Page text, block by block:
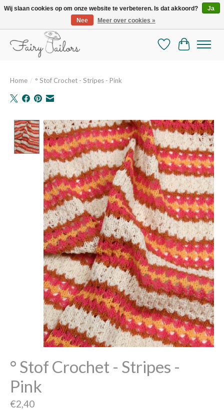
De mooiste online selectie stoffen en mercerie
Verlanglijst
Home / ° Stof Crochet - Stripes - Pink
Product image slideshow Items
° Stof Crochet - Stripes -
Pink
€2,40
Wij slaan cookies op om onze website te verbeteren. Is dat akkoord?
Ja
Nee
Meer over cookies »